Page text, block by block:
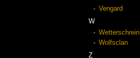
Vengard
W
Wetterschrein
Wolfsclan
Z